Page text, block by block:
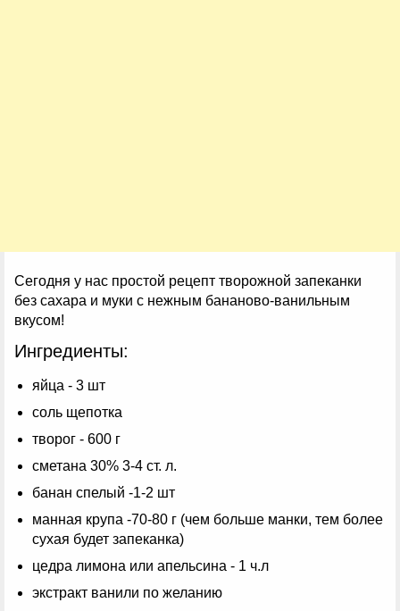
Сегодня у нас простой рецепт творожной запеканки
без сахара и муки с нежным бананово-ванильным
вкусом!
Ингредиенты:
яйца - 3 шт
соль щепотка
творог - 600 г
сметана 30% 3-4 ст. л.
банан спелый -1-2 шт
манная крупа -70-80 г (чем больше манки, тем более
сухая будет запеканка)
цедра лимона или апельсина - 1 ч.л
экстракт ванили по желанию